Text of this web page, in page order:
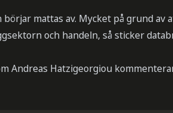
mattas av. Mycket på grund av
och handeln, så sticker
Andreas Hatzigeorgiou